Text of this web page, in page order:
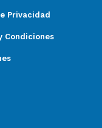
Privacidad
Condiciones